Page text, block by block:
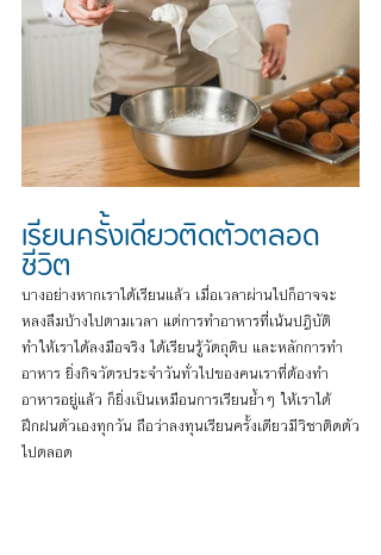
เรียนครั้งเดียวติดตัวตลอด
ชีวิต
บางอย่างหากเราได้เรียนแล้ว เมื่อเวลาผ่านไปก็อาจจะ
หลงลืมบ้างไปตามเวลา แต่การทำอาหารที่เน้นปฎิบัติ
ทำให้เราได้ลงมือจริง ได้เรียนรู้วัตถุดิบ และหลักการทำ
อาหาร ยิ่งกิจวัตรประจำวันทั่วไปของคนเราที่ต้องทำ
อาหารอยู่แล้ว ก็ยิ่งเป็นเหมือนการเรียนย้ำๆ ให้เราได้
ฝึกฝนตัวเองทุกวัน ถือว่าลงทุนเรียนครั้งเดียวมีวิชาติดตัว
ไปตลอด